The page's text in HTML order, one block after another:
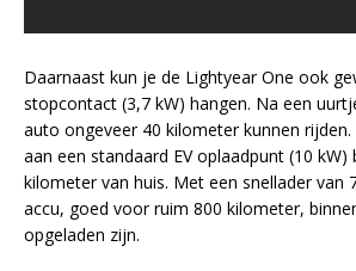
Daarnaast kun je de Lightyear One ook
stopcontact (3,7 kW) hangen. Na een
auto ongeveer 40 kilometer kunnen
aan een standaard EV oplaadpunt (10 kW)
kilometer van huis. Met een snellader van
accu, goed voor ruim 800 kilometer,
opgeladen zijn.